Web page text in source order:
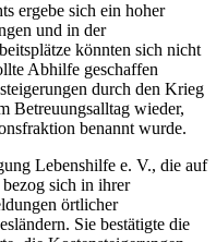
ergebe sich ein hoher
und in der
könnten sich nicht
Abhilfe geschaffen
durch den Krieg
Betreuungsalltag wieder,
benannt wurde.
Lebenshilfe e. V., die auf
sich in ihrer
örtlicher
Sie bestätigte die